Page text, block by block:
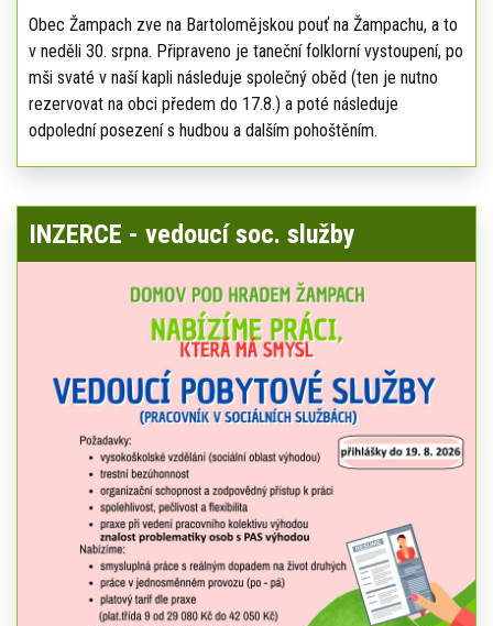
Obec Žampach zve na Bartolomějskou pouť na Žampachu, a to
v neděli 30. srpna. Připraveno je taneční folklorní vystoupení, po
mši svaté v naší kapli následuje společný oběd (ten je nutno
rezervovat na obci předem do 17.8.) a poté následuje
odpolední posezení s hudbou a dalším pohoštěním.
INZERCE - vedoucí soc. služby